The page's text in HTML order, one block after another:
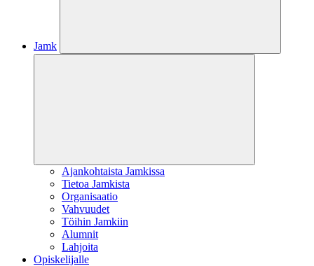
Jamk
Ajankohtaista Jamkissa
Tietoa Jamkista
Organisaatio
Vahvuudet
Töihin Jamkiin
Alumnit
Lahjoita
Opiskelijalle